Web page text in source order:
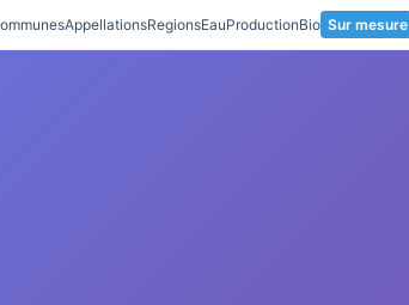
AppellationsRegionsEauProductionBio Sur mesure